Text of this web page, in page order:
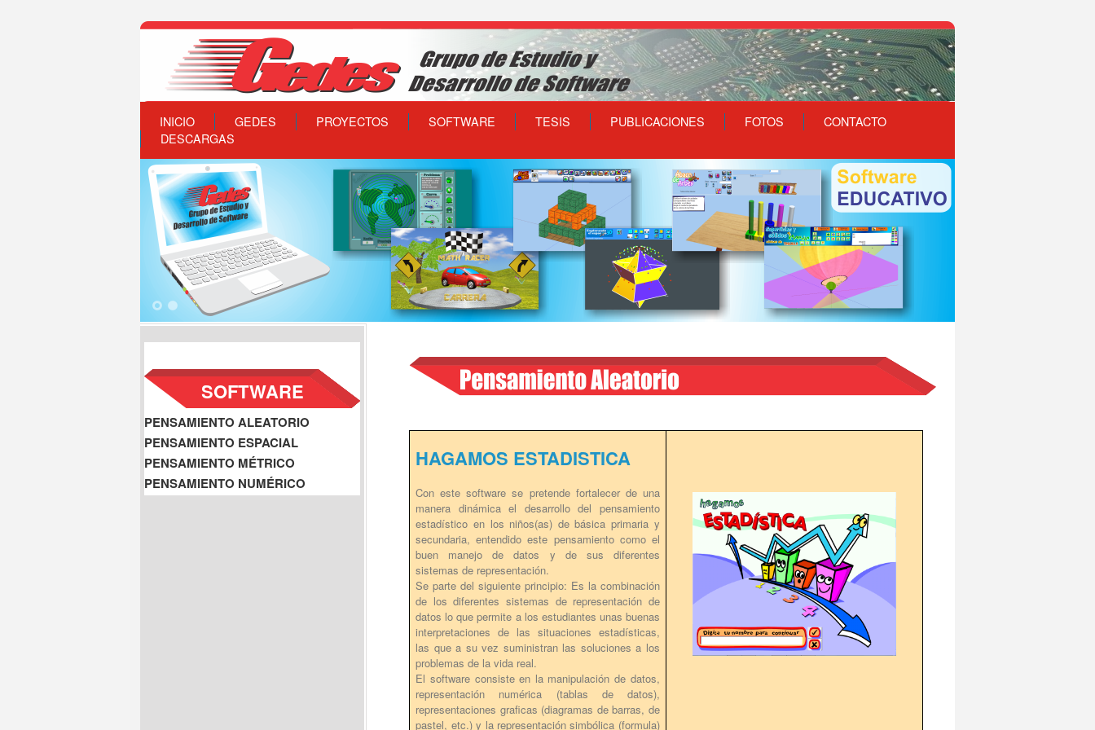
INICIO GEDES PROYECTOS SOFTWARE TESIS PUBLICACIONES FOTOS
CONTACTO
DESCARGAS
SOFTWARE
PENSAMIENTO ALEATORIO
PENSAMIENTO ESPACIAL
PENSAMIENTO MÉTRICO
PENSAMIENTO NUMÉRICO
HAGAMOS ESTADISTICA
Con este software se pretende fortalecer de una
manera dinámica el desarrollo del pensamiento
estadístico en los niños(as) de básica primaria y
secundaria, entendido este pensamiento como el
buen manejo de datos y de sus diferentes
sistemas de representación.
Se parte del siguiente principio: Es la combinación
de los diferentes sistemas de representación de
datos lo que permite a los estudiantes unas buenas
interpretaciones de las situaciones estadísticas,
las que a su vez suministran las soluciones a los
problemas de la vida real.
El software consiste en la manipulación de datos,
representación numérica (tablas de datos),
representaciones graficas (diagramas de barras, de
pastel, etc.) y la representación simbólica (formula)